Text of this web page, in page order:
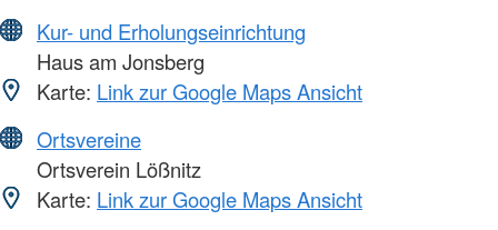
Kur- und Erholungseinrichtung
Haus am Jonsberg
Karte: Link zur Google Maps Ansicht
Ortsvereine
Ortsverein Lößnitz
Karte: Link zur Google Maps Ansicht